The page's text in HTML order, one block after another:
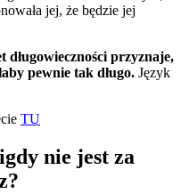
jej, że będzie jej
przyznaje,
pewnie tak długo. Język
TU
nie jest za